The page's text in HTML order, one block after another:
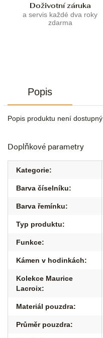
Doživotní záruka
a servis každé dva roky
zdarma
Popis
Popis produktu není dostupný
Doplňkové parametry
Kategorie:
Barva číselníku:
Barva řemínku:
Typ produktu:
Funkce:
Kámen v hodinkách:
Kolekce Maurice
Lacroix:
Materiál pouzdra:
Průměr pouzdra: